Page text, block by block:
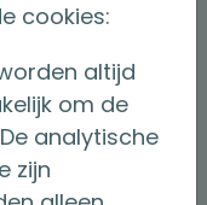
cookies:
altijd
om de
analytische
zijn